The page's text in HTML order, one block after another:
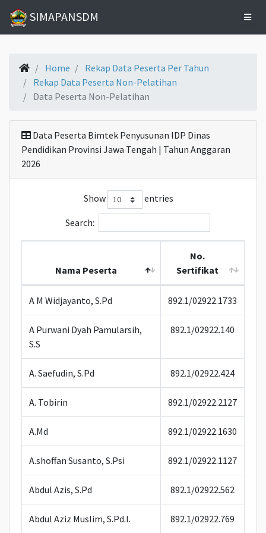
SIMAPANSDM
Data
Statistik
Kelulusan
Home
Rekap Data Peserta Per Tahun
Rekap Data Peserta Non-Pelatihan
Data Peserta Non-Pelatihan
Data Peserta Bimtek Penyusunan IDP Dinas
Pendidikan Provinsi Jawa Tengah | Tahun Anggaran
2026
Show entries
Search:
Nama Peserta
No.
Sertifikat
A M Widjayanto, S.Pd 892.1/02922.1733
A Purwani Dyah Pamularsih,
S.S
892.1/02922.140
A. Saefudin, S.Pd 892.1/02922.424
A. Tobirin 892.1/02922.2127
A.Md 892.1/02922.1630
A.shoffan Susanto, S.Psi 892.1/02922.1127
Abdul Azis, S.Pd 892.1/02922.562
Abdul Aziz Muslim, S.Pd.I. 892.1/02922.769